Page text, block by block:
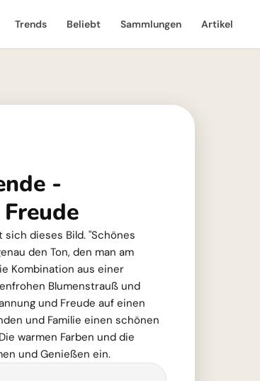
Trends Beliebt Sammlungen Artikel
-
dieses Bild. "Schönes
den Ton, den man am
Kombination aus einer
Blumenstrauß und
und Freude auf einen
und Familie einen schönen
warmen Farben und die
und Genießen ein.